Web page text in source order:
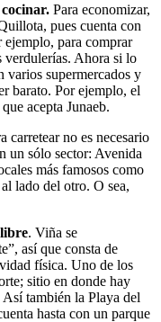
Para economizar,
pues cuenta con
ejemplo, para comprar
verdulerías. Ahora si lo
varios supermercados y
barato. Por ejemplo, el
acepta Junaeb.
carretear no es necesario
un sólo sector: Avenida
más famosos como
lado del otro. O sea,
. Viña se
así que consta de
física. Uno de los
sitio en donde hay
también la Playa del
hasta con un parque